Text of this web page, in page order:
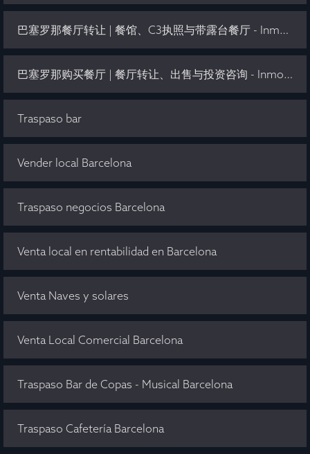
巴塞罗那餐厅转让 | 餐馆、C3执照与带露台餐厅 - Inmo Olaya
巴塞罗那购买餐厅 | 餐厅转让、出售与投资咨询 - Inmo Olaya
Traspaso bar
Vender local Barcelona
Traspaso negocios Barcelona
Venta local en rentabilidad en Barcelona
Venta Naves y solares
Venta Local Comercial Barcelona
Traspaso Bar de Copas - Musical Barcelona
Traspaso Cafetería Barcelona